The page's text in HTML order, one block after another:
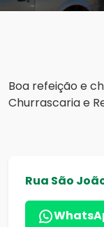
Boa refeição e
Churrascaria e
Rua São